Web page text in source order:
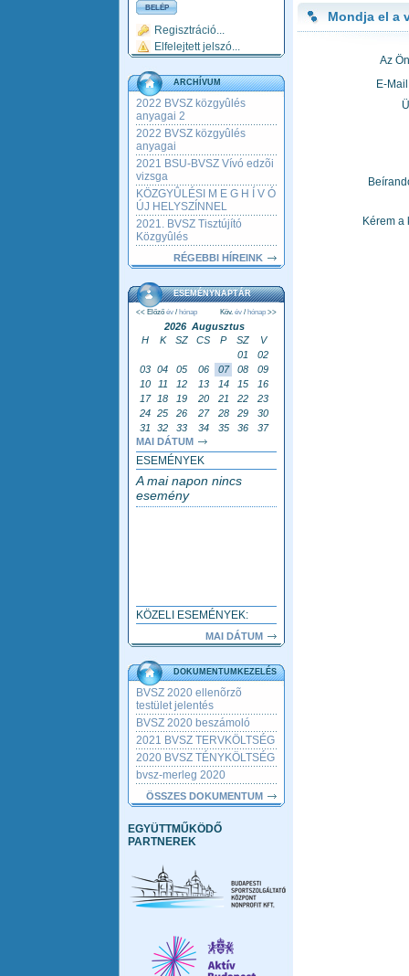
Regisztráció...
Elfelejtett jelszó...
ARCHÍVUM
2022 BVSZ közgyûlés
anyagai 2
2022 BVSZ közgyûlés
anyagai
2021 BSU-BVSZ Vívó edzõi
vizsga
KÖZGYÛLÉSI M E G H Í V Ó
ÚJ HELYSZÍNNEL
2021. BVSZ Tisztújító
Közgyûlés
RÉGEBBI HÍREINK
ESEMÉNYNAPTÁR
<< Előző év / hónap Köv. év / hónap >>
2026 Augusztus
H
K SZ CS P SZ
V
01
02
03 04 05 06 07 08
09
10
11 12 13 14 15
16
17
18 19 20 21 22
23
24 25 26 27 28 29
30
31
32 33 34 35 36
37
MAI DÁTUM
ESEMÉNYEK
A mai napon nincs
esemény
KÖZELI ESEMÉNYEK:
MAI DÁTUM
DOKUMENTUMKEZELÉS
BVSZ 2020 ellenõrzõ
testület jelentés
BVSZ 2020 beszámoló
2021 BVSZ TERVKÖLTSÉG
2020 BVSZ TÉNYKÖLTSÉG
bvsz-merleg 2020
ÖSSZES DOKUMENTUM
EGYÜTTMŰKÖDŐ
PARTNEREK
Mondja el a
Az
E-
Kérem a